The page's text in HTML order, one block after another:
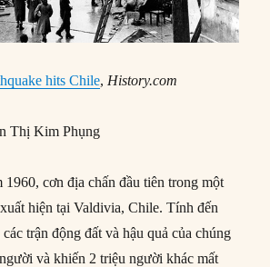
hits Chile, History.com
Thị Kim Phụng
1960, cơn địa chấn đầu tiên trong một
hiện tại Valdivia, Chile. Tính đến
trận động đất và hậu quả của chúng
và khiến 2 triệu người khác mất